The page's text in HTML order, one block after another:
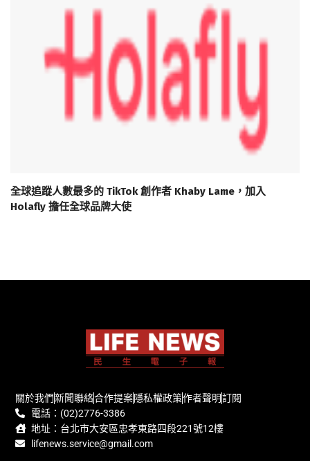
全球追蹤人數最多的 TikTok 創作者 Khaby Lame，加入
Holafly 擔任全球品牌大使
關於我們新聞聯絡合作提案隱私權政策作者聲明訂閱
電話：(02)2776-3386
地址：台北市大安區忠孝東路四段221號12樓
lifenews.service@gmail.com